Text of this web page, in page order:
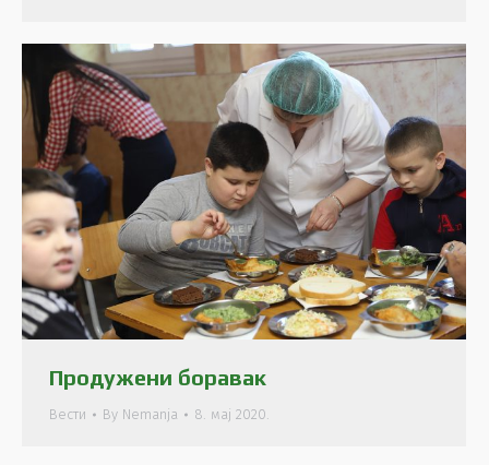
Продужени боравак
Вести By Nemanja 8. мај 2020.